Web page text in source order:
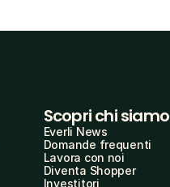
Scopri chi siamo
Everli News
Domande frequenti
Lavora con noi
Diventa Shopper
Investitori